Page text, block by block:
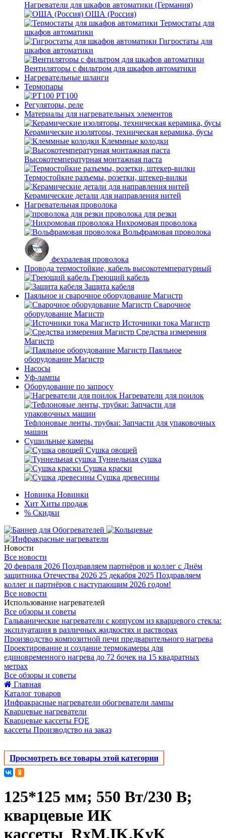
Нагреватели для шкафов автоматики (Германия)
ОША (Россия)
Термостаты для
шкафов автоматики
Гигростаты для
шкафов автоматики
Вентиляторы с фильтром для шкафов автоматики
Нагревательные шланги
Термопары
PT100
Регуляторы, реле
Материалы для нагревательных элементов
Керамические изоляторы, техническая керамика, бусы
Клеммные колодки
Высокотемпературная монтажная паста
Термостойкие разъемы, розетки, штекер-вилки
Керамические детали для направления нитей
Нагревательная проволока
проволока для резки
Нихромовая проволока
Вольфрамовая проволока
фехралевая проволока
Провода термостойкие, кабель высокотемпературный
Греющий кабель
Защита кабеля
Паяльное и сварочное оборудование Магистр
Сварочное
оборудование Магистр
Источники тока Магистр
Средства измерения
Магистр
Паяльное
оборудование Магистр
Насосы
Уф-лампы
Оборудование по запросу
Нагреватели для поилок
Тефлоновые ленты, трубки: Запчасти для упаковочных
машин
Сушильные камеры
Сушка овощей
Туннельная сушка
Сушка краски
Сушка древесины
Новинка Новинки
Хит Хиты продаж
% Скидки
Новости
Все новости
20 февраля 2026 Поздравляем партнёров и коллег с Днём
защитника Отечества 2026 25 декабря 2025 Поздравляем
коллег и партнёров с наступающим 2026 годом!
Все новости
Использование нагревателей
Все обзоры и советы
Гальванические нагреватели с корпусом из кварцевого стекла:
эксплуатация в различных жидкостях и растворах
Производство композитной печи предварительного нагрева
Проектирование и создание термокамеры для
единовременного нагрева до 72 бочек на 15 квадратных
метрах
Все обзоры и советы
Главная
Каталог товаров
Инфракрасные нагреватели обогреватели лампы
Кварцевые нагреватели
Кварцевые кассеты FQE
кассеты Производство на заказ
Просмотреть все товары этой категории
125*125 мм; 550 Вт/230 В;
кварцевые ИК
кассеты_RxM.IK.KvK